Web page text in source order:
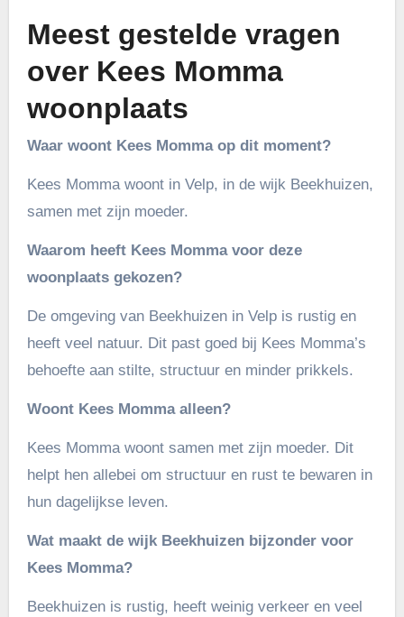
Meest gestelde vragen
over Kees Momma
woonplaats
Waar woont Kees Momma op dit moment?
Kees Momma woont in Velp, in de wijk Beekhuizen,
samen met zijn moeder.
Waarom heeft Kees Momma voor deze
woonplaats gekozen?
De omgeving van Beekhuizen in Velp is rustig en
heeft veel natuur. Dit past goed bij Kees Momma’s
behoefte aan stilte, structuur en minder prikkels.
Woont Kees Momma alleen?
Kees Momma woont samen met zijn moeder. Dit
helpt hen allebei om structuur en rust te bewaren in
hun dagelijkse leven.
Wat maakt de wijk Beekhuizen bijzonder voor
Kees Momma?
Beekhuizen is rustig, heeft weinig verkeer en veel